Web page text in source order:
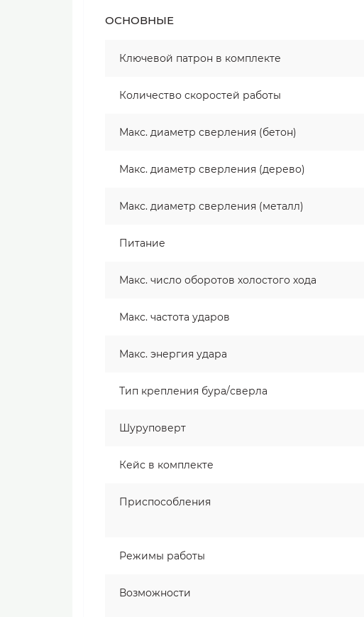
ОСНОВНЫЕ
Ключевой патрон в комплекте
Количество скоростей работы
Макс. диаметр сверления (бетон)
Макс. диаметр сверления (дерево)
Макс. диаметр сверления (металл)
Питание
Макс. число оборотов холостого хода
Макс. частота ударов
Макс. энергия удара
Тип крепления бура/сверла
Шуруповерт
Кейс в комплекте
Приспособления
Режимы работы
Возможности